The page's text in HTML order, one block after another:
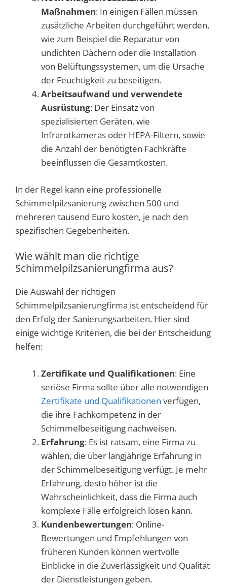
Maßnahmen: In einigen Fällen müssen
zusätzliche Arbeiten durchgeführt werden,
wie zum Beispiel die Reparatur von
undichten Dächern oder die Installation
von Belüftungssystemen, um die Ursache
der Feuchtigkeit zu beseitigen.
Arbeitsaufwand und verwendete
Ausrüstung: Der Einsatz von
spezialisierten Geräten, wie
Infrarotkameras oder HEPA-Filtern, sowie
die Anzahl der benötigten Fachkräfte
beeinflussen die Gesamtkosten.
In der Regel kann eine professionelle
Schimmelpilzsanierung zwischen 500 und
mehreren tausend Euro kosten, je nach den
spezifischen Gegebenheiten.
Wie wählt man die richtige
Schimmelpilzsanierungfirma aus?
Die Auswahl der richtigen
Schimmelpilzsanierungfirma ist entscheidend für
den Erfolg der Sanierungsarbeiten. Hier sind
einige wichtige Kriterien, die bei der Entscheidung
helfen:
Zertifikate und Qualifikationen: Eine
seriöse Firma sollte über alle notwendigen
Zertifikate und Qualifikationen verfügen,
die ihre Fachkompetenz in der
Schimmelbeseitigung nachweisen.
Erfahrung: Es ist ratsam, eine Firma zu
wählen, die über langjährige Erfahrung in
der Schimmelbeseitigung verfügt. Je mehr
Erfahrung, desto höher ist die
Wahrscheinlichkeit, dass die Firma auch
komplexe Fälle erfolgreich lösen kann.
Kundenbewertungen: Online-
Bewertungen und Empfehlungen von
früheren Kunden können wertvolle
Einblicke in die Zuverlässigkeit und Qualität
der Dienstleistungen geben.